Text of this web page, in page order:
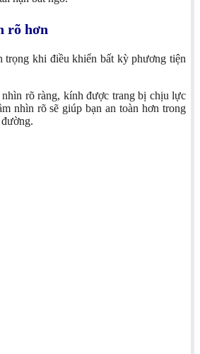
rõ hơn
trọng khi điều khiển bất kỳ phương tiện
nhìn rõ ràng, kính được trang bị chịu lực
nhìn rõ sẽ giúp bạn an toàn hơn trong